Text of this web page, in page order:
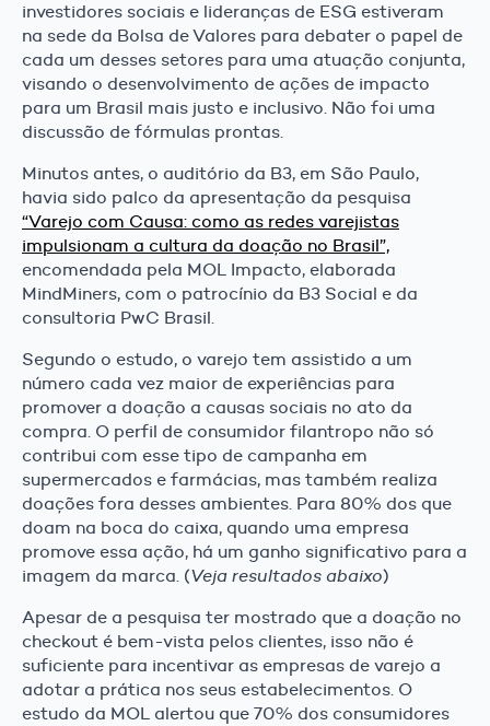
investidores sociais e lideranças de ESG estiveram
na sede da Bolsa de Valores para debater o papel de
cada um desses setores para uma atuação conjunta,
visando o desenvolvimento de ações de impacto
para um Brasil mais justo e inclusivo. Não foi uma
discussão de fórmulas prontas.
Minutos antes, o auditório da B3, em São Paulo,
havia sido palco da apresentação da pesquisa
“Varejo com Causa: como as redes varejistas
impulsionam a cultura da doação no Brasil”,
encomendada pela MOL Impacto, elaborada
MindMiners, com o patrocínio da B3 Social e da
consultoria PwC Brasil.
Segundo o estudo, o varejo tem assistido a um
número cada vez maior de experiências para
promover a doação a causas sociais no ato da
compra. O perfil de consumidor filantropo não só
contribui com esse tipo de campanha em
supermercados e farmácias, mas também realiza
doações fora desses ambientes. Para 80% dos que
doam na boca do caixa, quando uma empresa
promove essa ação, há um ganho significativo para a
imagem da marca. (Veja resultados abaixo)
Apesar de a pesquisa ter mostrado que a doação no
checkout é bem-vista pelos clientes, isso não é
suficiente para incentivar as empresas de varejo a
adotar a prática nos seus estabelecimentos. O
estudo da MOL alertou que 70% dos consumidores